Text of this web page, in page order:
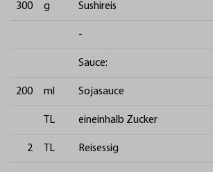
300 g Sushireis
-
Sauce:
200 ml Sojasauce
TL eineinhalb Zucker
2 TL Reisessig